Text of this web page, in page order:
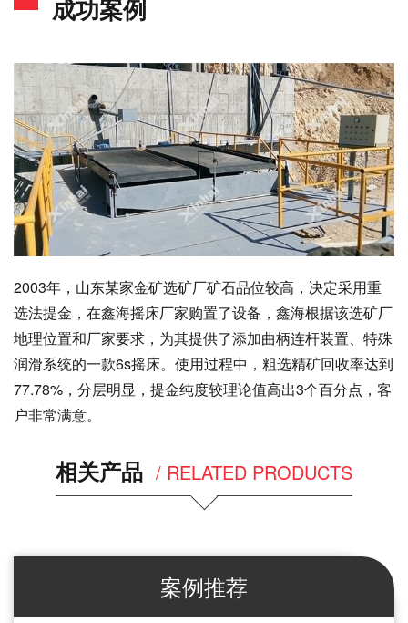
成功案例
2003年，山东某家金矿选矿厂矿石品位较高，决定采用重
选法提金，在鑫海摇床厂家购置了设备，鑫海根据该选矿厂
地理位置和厂家要求，为其提供了添加曲柄连杆装置、特殊
润滑系统的一款6s摇床。使用过程中，粗选精矿回收率达到
77.78%，分层明显，提金纯度较理论值高出3个百分点，客
户非常满意。
相关产品 / RELATED PRODUCTS
案例推荐